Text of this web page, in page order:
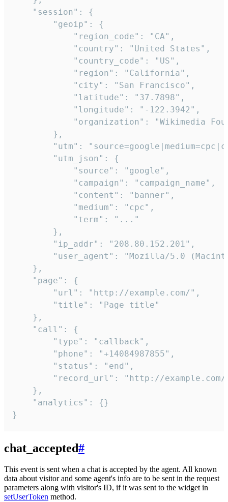
    "session": {
        "geoip": {
            "region_code": "CA",
            "country": "United States",
            "country_code": "US",
            "region": "California",
            "city": "San Francisco",
            "latitude": "37.7898",
            "longitude": "-122.3942",
"organization": "Wikimedia
        },
"utm":
        "utm_json": {
            "source": "google",
            "campaign": "campaign_name",
            "content": "banner",
            "medium": "cpc",
            "term": "..."
        },
        "ip_addr": "208.80.152.201",
"user_agent": "Mozilla/5.0
    },
    "page": {
        "url": "http://example.com/",
        "title": "Page title"
    },
    "call": {
        "type": "callback",
        "phone": "+14084987855",
        "status": "end",
"record_url": "http://
    },
    "analytics": {}
}
chat_accepted#
This event is sent when a chat is accepted by the agent. All known
data about visitor and some agent's info are to be sent in the request
parameters along with visitor's ID, if it was sent to the widget in
setUserToken method.